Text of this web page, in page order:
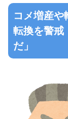
コメ増産
転換を警戒
だ」